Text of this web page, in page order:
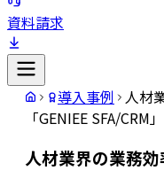
資料請求
導入事例 人材
「GENIEE SFA/CRM
人材業界の業務効